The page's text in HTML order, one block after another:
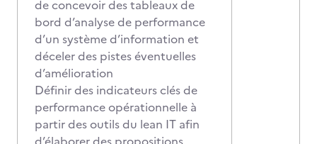
de concevoir des tableaux de
bord d’analyse de performance
d’un système d’information et
déceler des pistes éventuelles
d’amélioration
Définir des indicateurs clés de
performance opérationnelle à
partir des outils du lean IT afin